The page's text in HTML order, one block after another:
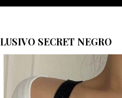
SECRET NEGRO